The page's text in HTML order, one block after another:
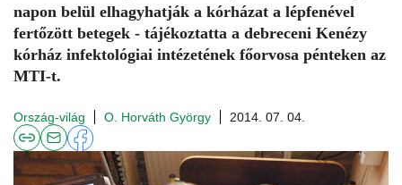
napon belül elhagyhatják a kórházat a lépfenével
fertőzött betegek - tájékoztatta a debreceni Kenézy
kórház infektológiai intézetének főorvosa pénteken az
MTI-t.
Ország-világ O. Horváth György 2014. 07. 04.